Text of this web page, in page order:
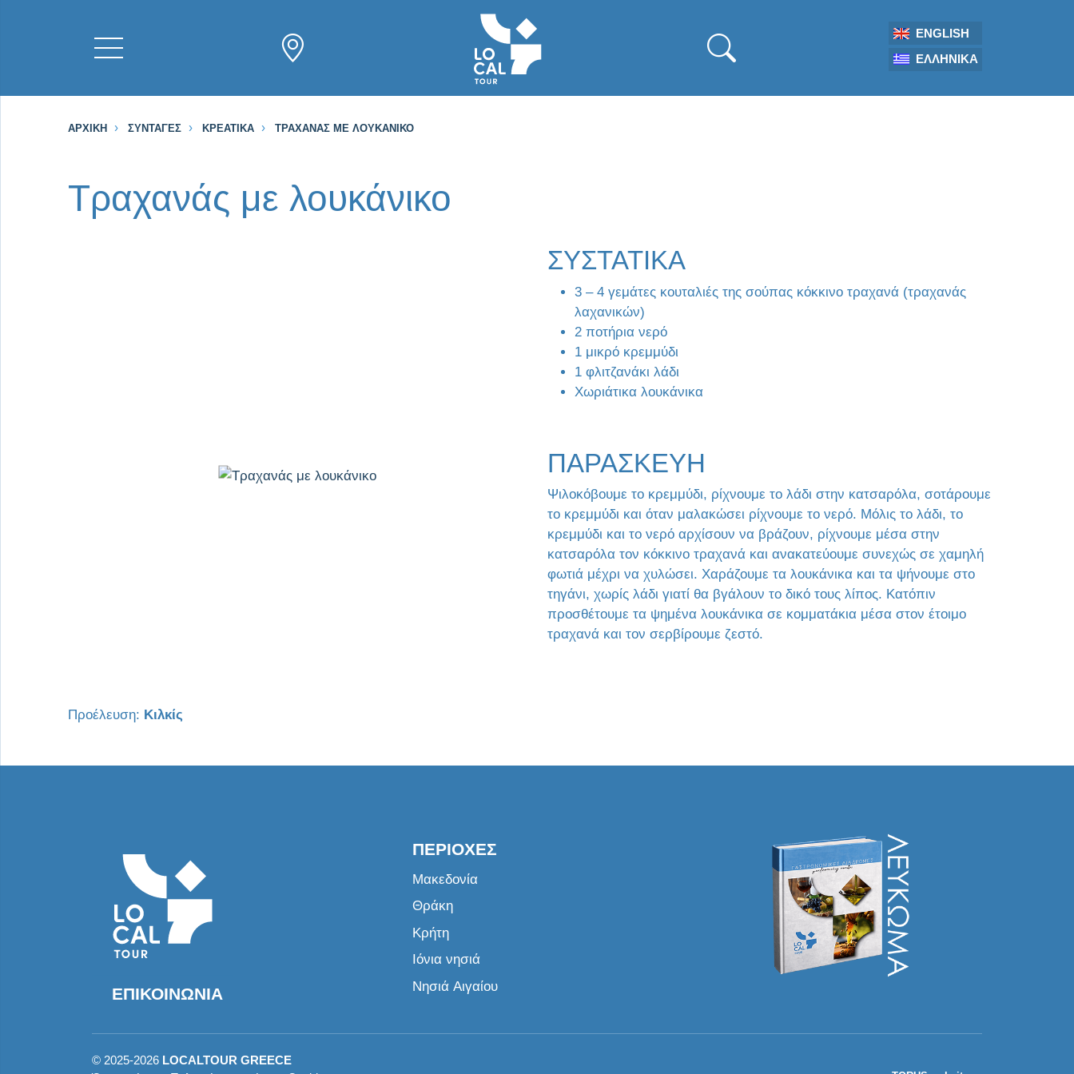
ENGLISH
ΕΛΛΗΝΙΚΆ
ΑΡΧΙΚΉ ΣΥΝΤΑΓΈΣ ΚΡΕΑΤΙΚΆ ΤΡΑΧΑΝΆΣ ΜΕ ΛΟΥΚΆΝΙΚΟ
Τραχανάς με λουκάνικο
Προέλευση: Κιλκίς
ΣΥΣΤΑΤΙΚΑ
3 – 4 γεμάτες κουταλιές της σούπας κόκκινο τραχανά (τραχανάς
λαχανικών)
2 ποτήρια νερό
1 μικρό κρεμμύδι
1 φλιτζανάκι λάδι
Χωριάτικα λουκάνικα
ΠΑΡΑΣΚΕΥΗ
Ψιλοκόβουμε το κρεμμύδι, ρίχνουμε το λάδι στην κατσαρόλα, σοτάρουμε
το κρεμμύδι και όταν μαλακώσει ρίχνουμε το νερό. Μόλις το λάδι, το
κρεμμύδι και το νερό αρχίσουν να βράζουν, ρίχνουμε μέσα στην
κατσαρόλα τον κόκκινο τραχανά και ανακατεύουμε συνεχώς σε χαμηλή
φωτιά μέχρι να χυλώσει. Χαράζουμε τα λουκάνικα και τα ψήνουμε στο
τηγάνι, χωρίς λάδι γιατί θα βγάλουν το δικό τους λίπος. Κατόπιν
προσθέτουμε τα ψημένα λουκάνικα σε κομματάκια μέσα στον έτοιμο
τραχανά και τον σερβίρουμε ζεστό.
ΕΠΙΚΟΙΝΩΝΊΑ
ΠΕΡΙΟΧΈΣ
Μακεδονία
Θράκη
Κρήτη
Ιόνια νησιά
Νησιά Αιγαίου
© 2025-2026 LOCALTOUR GREECE